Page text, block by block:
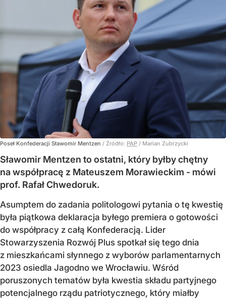
Poseł Konfederacji Sławomir Mentzen / Źródło: PAP / Marian Zubrzycki
Sławomir Mentzen to ostatni, który byłby chętny
na współpracę z Mateuszem Morawieckim - mówi
prof. Rafał Chwedoruk.
Asumptem do zadania politologowi pytania o tę kwestię
była piątkowa deklaracja byłego premiera o gotowości
do współpracy z całą Konfederacją. Lider
Stowarzyszenia Rozwój Plus spotkał się tego dnia
z mieszkańcami słynnego z wyborów parlamentarnych
2023 osiedla Jagodno we Wrocławiu. Wśród
poruszonych tematów była kwestia składu partyjnego
potencjalnego rządu patriotycznego, który miałby